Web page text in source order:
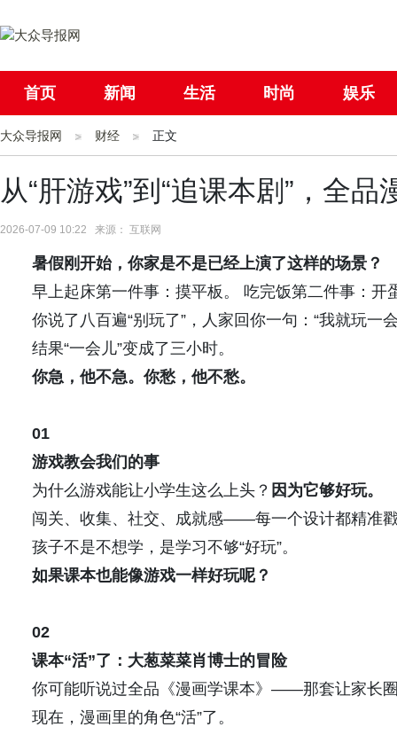
首页 新闻 生活 时尚 娱乐
社会 国际
大众导报网 财经 正文
从“肝游戏”到“追课本剧”，全
2026-07-09 10:22 来源： 互联网
暑假刚开始，你家是不是已经上演了这样的场景？
早上起床第一件事：摸平板。 吃完饭第二件事：
你说了八百遍“别玩了”，人家回你一句：“我就玩一
结果“一会儿”变成了三小时。
你急，他不急。你愁，他不愁。
01
游戏教会我们的事
为什么游戏能让小学生这么上头？ 因为它够好玩。
闯关、收集、社交、成就感——每一个设计都精准
孩子不是不想学，是学习不够“好玩”。
如果课本也能像游戏一样好玩呢？
02
课本“活”了：大葱菜菜肖博士的冒险
你可能听说过全品《漫画学课本》——那套让家长圈
现在，漫画里的角色“活”了。